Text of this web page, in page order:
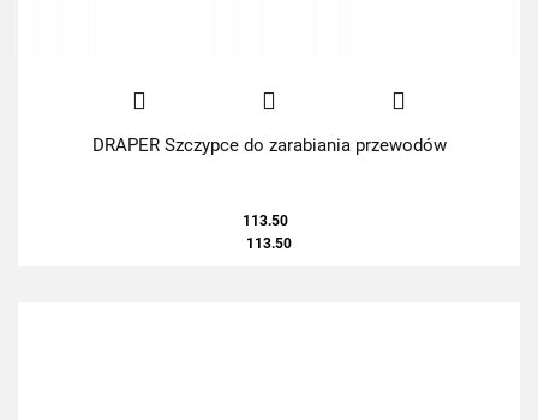
DRAPER Szczypce do zarabiania przewodów
113.50
113.50